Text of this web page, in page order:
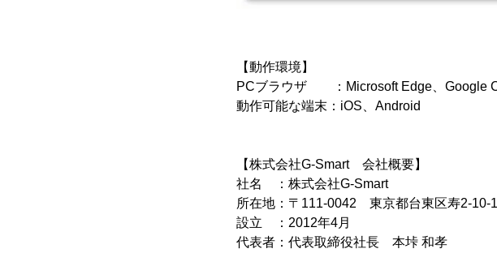
【動作環境】
PCブラウザ ：Microsoft Edge、Google
動作可能な端末：iOS、Android
【株式会社G-Smart 会社概要】
社名 ：株式会社G-Smart
所在地：〒111-0042 東京都台東区寿2-10-
設立 ：2012年4月
代表者：代表取締役社長 本垰 和孝